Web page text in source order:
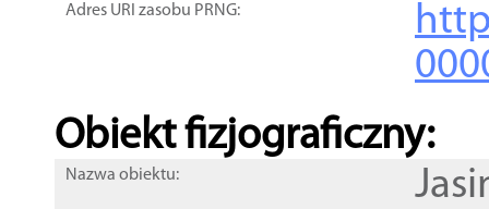
Adres URI zasobu PRNG:
Obiekt fizjograficzny:
Nazwa obiektu: